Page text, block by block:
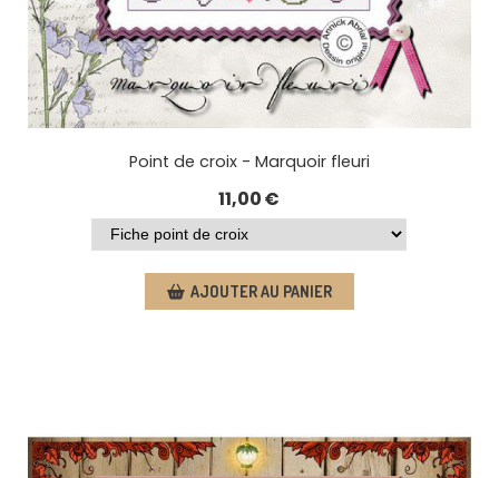
Point de croix - Marquoir fleuri
11,00€
AJOUTER AU PANIER